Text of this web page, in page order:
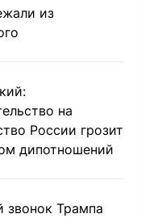
из
на
России грозит
дипотношений
звонок Трампа